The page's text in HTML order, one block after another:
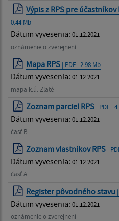
Výpis z RPS pre
0.44 Mb
Dátum vyvesenia: 01.12.2021
oznámenie o zverejnení
Mapa RPS | PDF | 2.98 Mb
Dátum vyvesenia: 01.12.2021
mapa k.ú. Zlaté
Zoznam parciel RPS | PDF |
Dátum vyvesenia: 01.12.2021
časť B
Zoznam vlastníkov RPS |
Dátum vyvesenia: 01.12.2021
časť A
Register pôvodného stavu
Dátum vyvesenia: 01.12.2021
oznámenie o zverejnení